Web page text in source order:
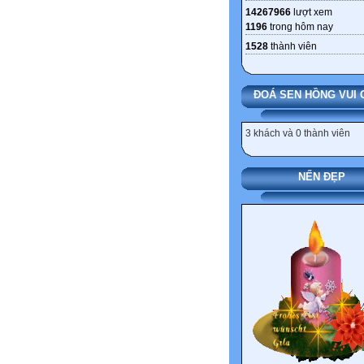
14267966 lượt xem
1196 trong hôm nay
1528 thành viên
ĐOÁ SEN HỒNG VUI
3 khách và 0 thành viên
NẾN ĐẸP